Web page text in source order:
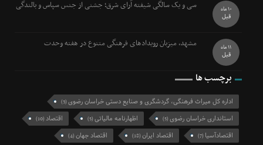
سی و یک سالگی شیفته آرای شرق؛ جشنی از جنس سپاس و بالندگی 10 ماه
قبل
مشهد، میزبان رویدادهای فرهنگی متنوع در هفته وحدت 11 ماه
قبل
برچسب ها
اداره کل میراث فرهنگی، گردشگری و صنایع دستی خراسان رضوی(3)
استانداری خراسان رضوی(5) اظهارنامه مالیاتی(5) اقتصاد(10)
اقتصادآسیا (7) اقتصاد ایران(18) اقتصاد جهان(4)